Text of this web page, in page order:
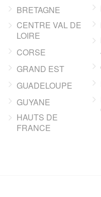
BRETAGNE
CENTRE VAL DE
LOIRE
CORSE
GRAND EST
GUADELOUPE
GUYANE
HAUTS DE
FRANCE